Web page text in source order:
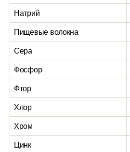
Натрий
Пищевые волокна
Сера
Фосфор
Фтор
Хлор
Хром
Цинк